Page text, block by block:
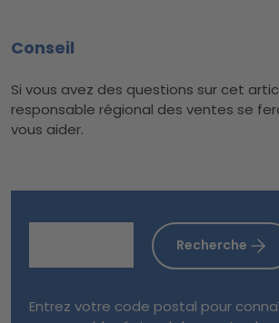
Conseil
Si vous avez des questions sur cet
responsable régional des ventes se
vous aider.
Recherche
Entrez votre code postal pour